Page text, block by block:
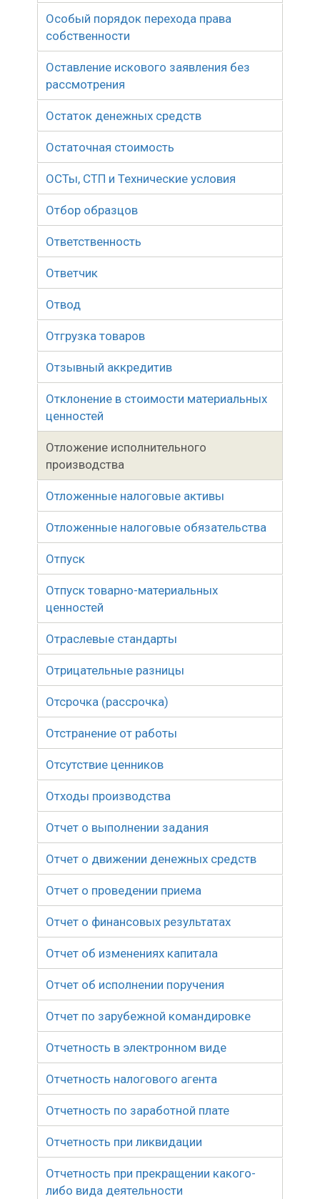
Особый порядок перехода права
собственности
Оставление искового заявления без
рассмотрения
Остаток денежных средств
Остаточная стоимость
ОСТы, СТП и Технические условия
Отбор образцов
Ответственность
Ответчик
Отвод
Отгрузка товаров
Отзывный аккредитив
Отклонение в стоимости материальных
ценностей
Отложение исполнительного
производства
Отложенные налоговые активы
Отложенные налоговые обязательства
Отпуск
Отпуск товарно-материальных
ценностей
Отраслевые стандарты
Отрицательные разницы
Отсрочка (рассрочка)
Отстранение от работы
Отсутствие ценников
Отходы производства
Отчет о выполнении задания
Отчет о движении денежных средств
Отчет о проведении приема
Отчет о финансовых результатах
Отчет об изменениях капитала
Отчет об исполнении поручения
Отчет по зарубежной командировке
Отчетность в электронном виде
Отчетность налогового агента
Отчетность по заработной плате
Отчетность при ликвидации
Отчетность при прекращении какого-
либо вида деятельности